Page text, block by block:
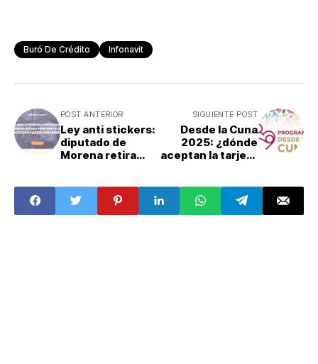
Buró De Crédito Infonavit
POST ANTERIOR
Ley anti stickers:
diputado de
Morena retira
por memes
SIGUIENTE POST
Desde la Cuna
2025: ¿dónde
aceptan la tarjeta